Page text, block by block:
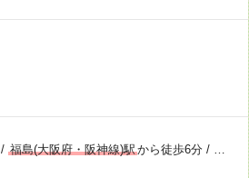
福島(大阪府・阪神線)駅から徒歩6分/